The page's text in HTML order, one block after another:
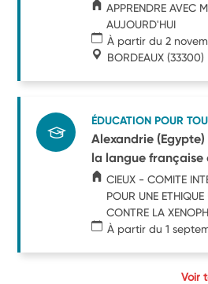
APPRENDRE AVEC
AUJOURD'HUI
À partir du 2
BORDEAUX (33300)
ÉDUCATION POUR
Alexandrie (Egypte)
la langue française
CIEUX - COMITE
POUR UNE ETHIQUE
CONTRE LA
À partir du 1
Voir